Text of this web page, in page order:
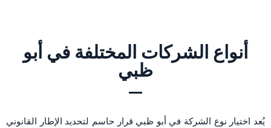
أنواع الشركات المختلفة في أبو
ظبي
يُعد اختيار نوع الشركة في أبو ظبي قرار حاسم لتحديد الإطار القانوني